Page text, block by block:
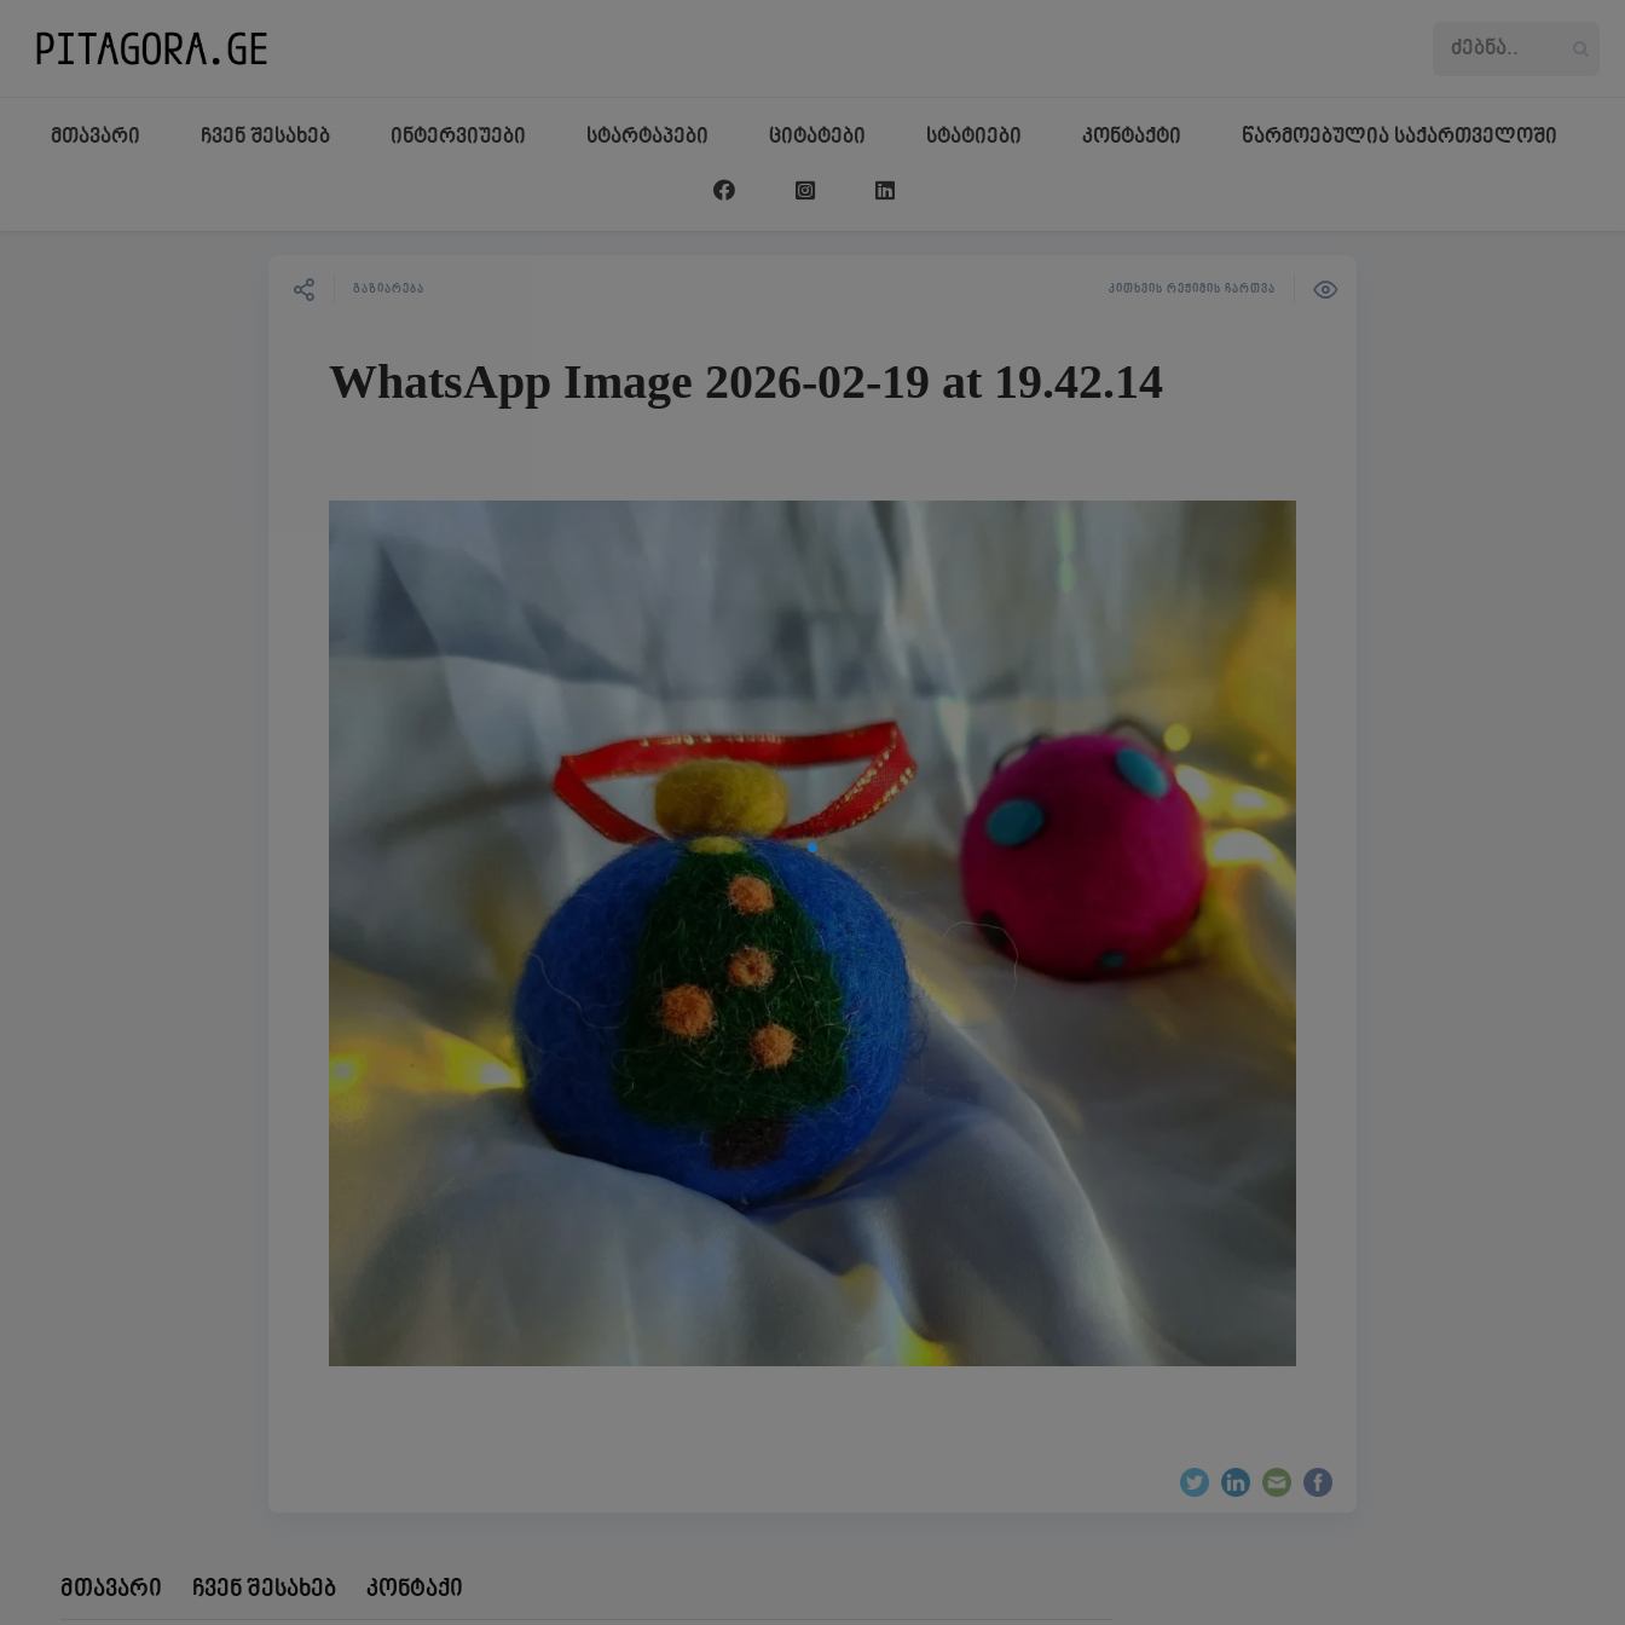
მთავარი ჩვენ შესახებ ინტერვიუები სტარტაპები ციტატები სტატიები კონტაქტი წარმოებულია საქართველოში
ᲒᲐᲖᲘᲐᲠᲔᲑᲐ ᲙᲘᲗᲮᲕᲘᲡ ᲠᲔᲟᲘᲛᲘᲡ ᲩᲐᲠᲗᲕᲐ
WhatsApp Image 2026-02-19 at 19.42.14
მთავარი ჩვენ შესახებ კონტაქი